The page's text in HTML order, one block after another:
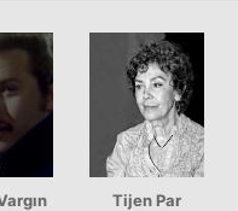
Tijen Par